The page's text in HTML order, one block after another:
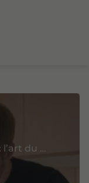
Agencer, aménager, sublimer : l’art du sur-mesure